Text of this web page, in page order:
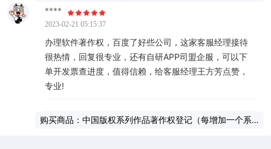
列）
****
2023-02-21 05:15:37
办理软件著作权，百度了好些公司，这家客服经理接待
很热情，回复很专业，还有自研APP司盟企服，可以下
单开发票查进度，值得信赖，给客服经理王方芳点赞，
专业!
购买商品：中国版权系列作品著作权登记（每增加一个系